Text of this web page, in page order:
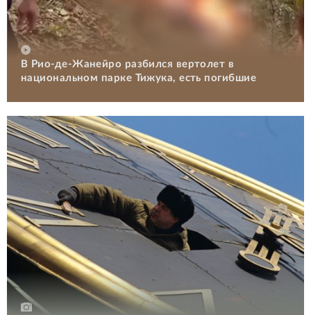
В Рио-де-Жанейро разбился вертолет в
национальном парке Тижука, есть погибшие